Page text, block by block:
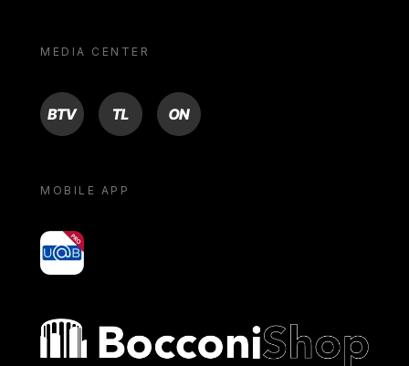
MEDIA CENTER
BTV TL ON
MOBILE APP
yoU@B
Bocconi shop